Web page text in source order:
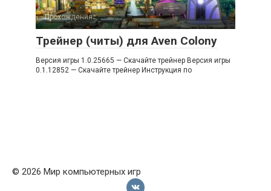
Прохождения
Трейнер (читы) для Aven Colony
Версия игры 1.0.25665 — Скачайте трейнер Версия игры
0.1.12852 — Скачайте трейнер Инструкция по
© 2026 Мир компьютерных игр